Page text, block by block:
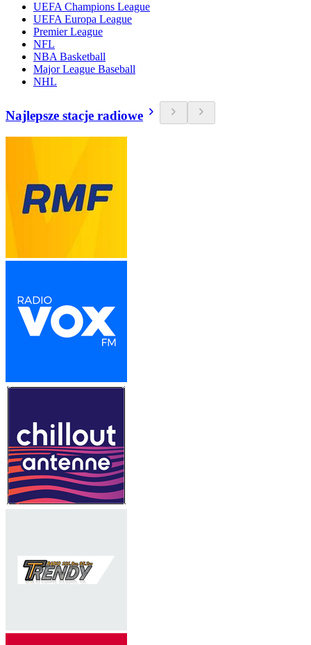
UEFA Champions League
UEFA Europa League
Premier League
NFL
NBA Basketball
Major League Baseball
NHL
Najlepsze stacje radiowe